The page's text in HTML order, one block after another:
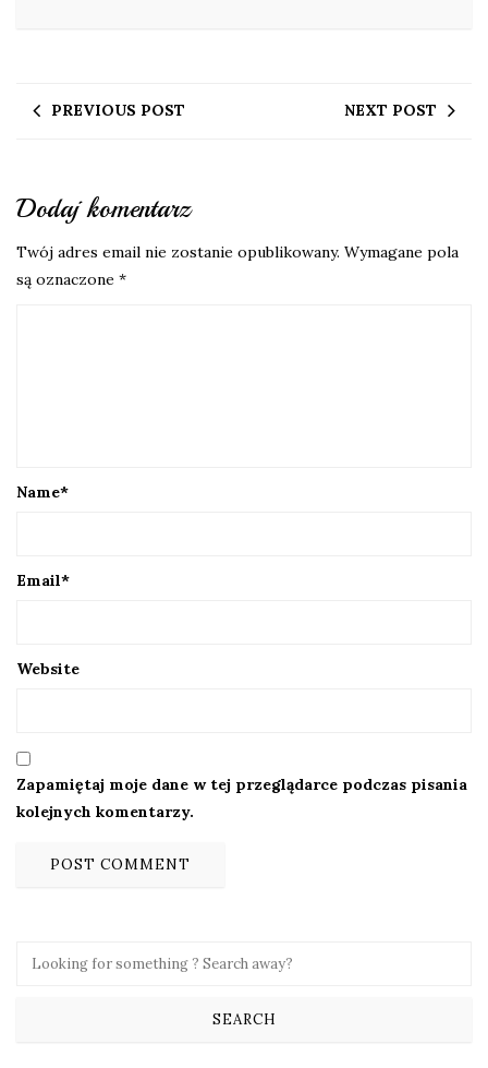
PREVIOUS POST NEXT POST
Dodaj komentarz
Twój adres email nie zostanie opublikowany. Wymagane pola
są oznaczone *
Name*
Email*
Website
Zapamiętaj moje dane w tej przeglądarce podczas pisania
kolejnych komentarzy.